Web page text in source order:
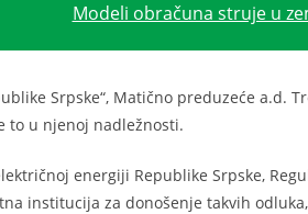
Modeli obračuna struje u
Srpske“, Matično preduzeće a.d.
to u njenoj nadležnosti.
energiji Republike Srpske,
institucija za donošenje takvih